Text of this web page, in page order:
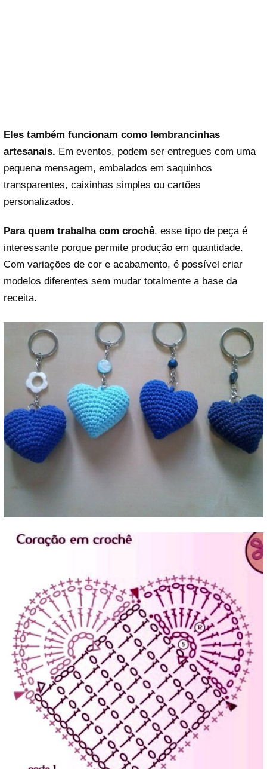
Eles também funcionam como lembrancinhas
artesanais. Em eventos, podem ser entregues com uma
pequena mensagem, embalados em saquinhos
transparentes, caixinhas simples ou cartões
personalizados.
Para quem trabalha com crochê, esse tipo de peça é
interessante porque permite produção em quantidade.
Com variações de cor e acabamento, é possível criar
modelos diferentes sem mudar totalmente a base da
receita.